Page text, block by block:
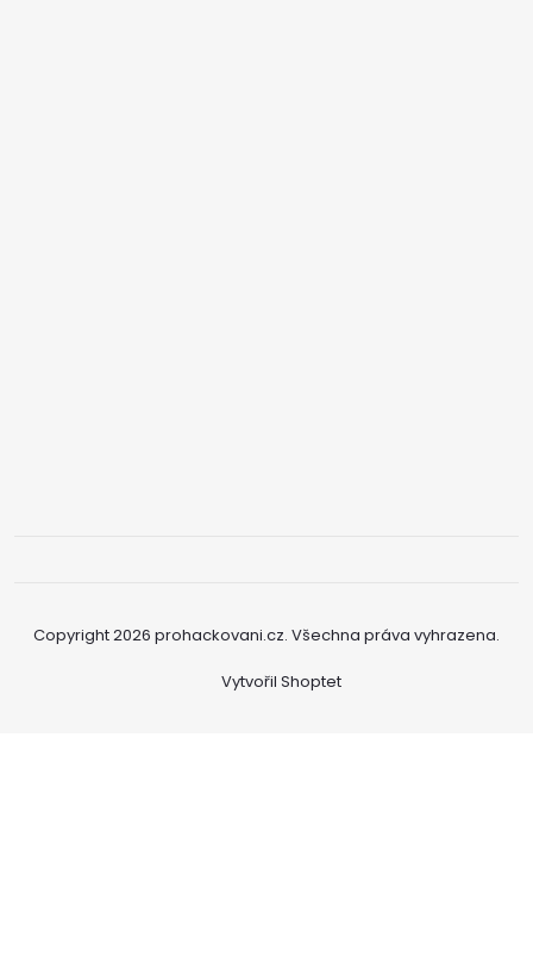
Vytvořil Shoptet
Copyright 2026 prohackovani.cz. Všechna práva vyhrazena.